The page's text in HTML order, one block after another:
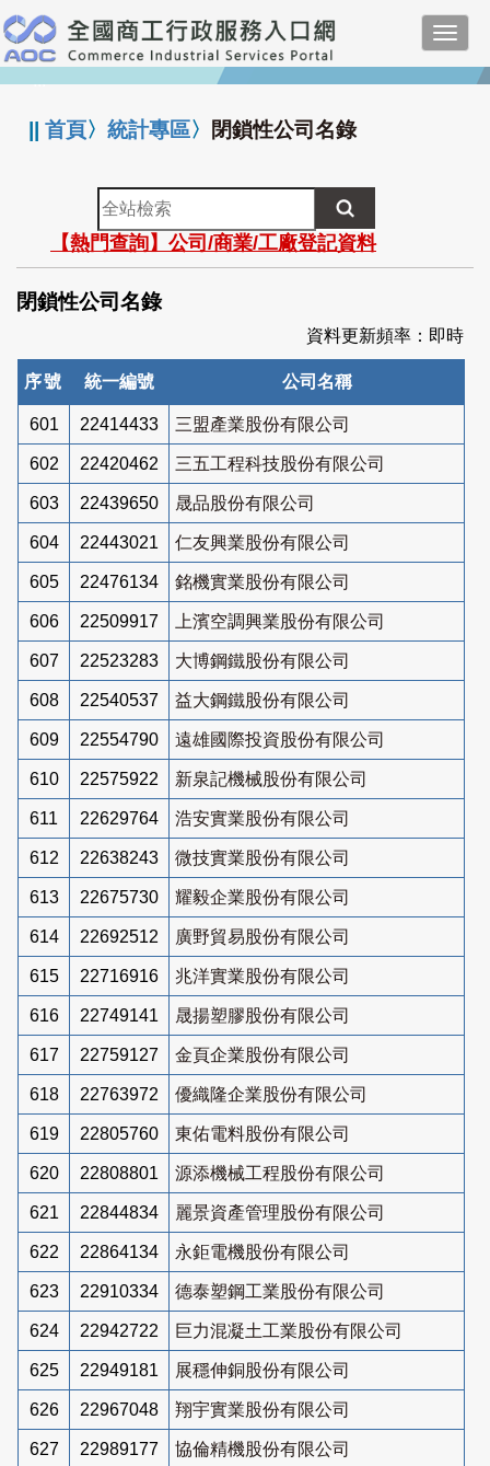
跳
到
主
要
:::
||首頁〉統計專區〉 閉鎖性公司名錄
全
站
檢
索
【熱門查詢】公司/商業/工廠登記資料
閉鎖性公司名錄
資料更新頻率：即時
序號 統一編號 公司名稱
601 22414433 三盟產業股份有限公司
602 22420462 三五工程科技股份有限公司
603 22439650 晟品股份有限公司
604 22443021 仁友興業股份有限公司
605 22476134 銘機實業股份有限公司
606 22509917 上濱空調興業股份有限公司
607 22523283 大博鋼鐵股份有限公司
608 22540537 益大鋼鐵股份有限公司
609 22554790 遠雄國際投資股份有限公司
610 22575922 新泉記機械股份有限公司
611 22629764 浩安實業股份有限公司
612 22638243 微技實業股份有限公司
613 22675730 耀毅企業股份有限公司
614 22692512 廣野貿易股份有限公司
615 22716916 兆洋實業股份有限公司
616 22749141 晟揚塑膠股份有限公司
617 22759127 金頁企業股份有限公司
618 22763972 優織隆企業股份有限公司
619 22805760 東佑電料股份有限公司
620 22808801 源添機械工程股份有限公司
621 22844834 麗景資產管理股份有限公司
622 22864134 永鉅電機股份有限公司
623 22910334 德泰塑鋼工業股份有限公司
624 22942722 巨力混凝土工業股份有限公司
625 22949181 展穩伸銅股份有限公司
626 22967048 翔宇實業股份有限公司
627 22989177 協倫精機股份有限公司